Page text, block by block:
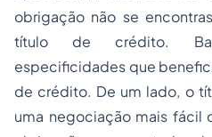
obrigação não se
título de crédito.
especificidades que
de crédito. De um lado, o
uma negociação mais